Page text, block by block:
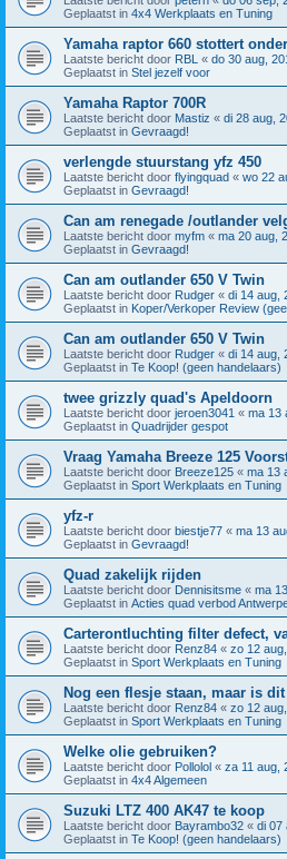
Geplaatst in 4x4 Werkplaats en Tuning
Yamaha raptor 660 stottert
Laatste bericht door RBL « do 30 aug,
Geplaatst in Stel jezelf voor
Yamaha Raptor 700R
Laatste bericht door Mastiz « di 28 aug,
Geplaatst in Gevraagd!
verlengde stuurstang yfz 450
Laatste bericht door flyingquad « wo 22
Geplaatst in Gevraagd!
Can am renegade /outlander
Laatste bericht door myfm « ma 20 aug,
Geplaatst in Gevraagd!
Can am outlander 650 V Twin
Laatste bericht door Rudger « di 14 aug,
Geplaatst in Koper/Verkoper Review
Can am outlander 650 V Twin
Laatste bericht door Rudger « di 14 aug,
Geplaatst in Te Koop! (geen handelaars)
twee grizzly quad's Apeldoorn
Laatste bericht door jeroen3041 « ma 13
Geplaatst in Quadrijder gespot
Vraag Yamaha Breeze 125
Laatste bericht door Breeze125 « ma 13
Geplaatst in Sport Werkplaats en Tuning
yfz-r
Laatste bericht door biestje77 « ma 13
Geplaatst in Gevraagd!
Quad zakelijk rijden
Laatste bericht door Dennisitsme « ma
Geplaatst in Acties quad verbod
Carterontluchting filter defect,
Laatste bericht door Renz84 « zo 12
Geplaatst in Sport Werkplaats en Tuning
Nog een flesje staan, maar is
Laatste bericht door Renz84 « zo 12
Geplaatst in Sport Werkplaats en Tuning
Welke olie gebruiken?
Laatste bericht door Pollolol « za 11 aug,
Geplaatst in 4x4 Algemeen
Suzuki LTZ 400 AK47 te koop
Laatste bericht door Bayrambo32 « di 07
Geplaatst in Te Koop! (geen handelaars)